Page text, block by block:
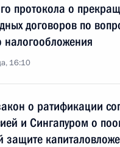
протокола о
договоров по
налогообложения
16:10
о ратификации
и Сингапуром о
защите